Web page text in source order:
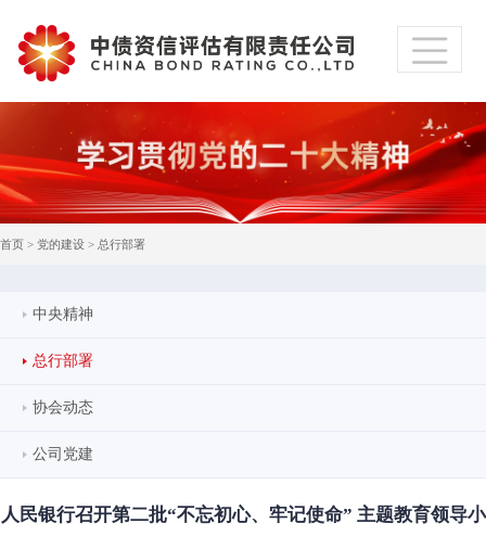
首页 > 党的建设 > 总行部署
中央精神
总行部署
协会动态
公司党建
人民银行召开第二批“不忘初心、牢记使命” 主题教育领导小